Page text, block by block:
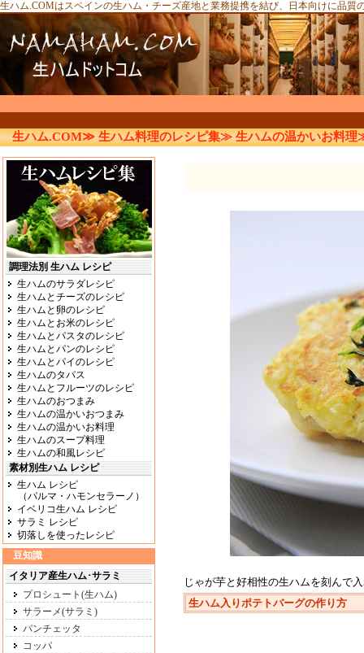
生ハム.COMはスペインの生ハム・チーズ産地と業務提携を結び、日本向けに品
生ハム.COM≫ 生ハム料理のレシピ集≫ 生ハムの温かいお料
調理法別 生ハム レシピ
生ハムのサラダレシピ
生ハムとチーズのレシピ
生ハムと卵のレシピ
生ハムとお米のレシピ
生ハムとパスタのレシピ
生ハムとパンのレシピ
生ハムとパイのレシピ
生ハムのタパス
生ハムとフルーツのレシピ
生ハムのおつまみ
生ハムの温かいおつまみ
生ハムの温かいお料理
生ハムのスープ料理
生ハムの和風レシピ
素材別生ハム レシピ
生ハム レシピ
（パルマ・ハモンセラーノ）
イベリコ生ハム レシピ
サラミ レシピ
切落しを使ったレシピ
豆知識
イタリア産生ハム･サラミ
プロシュート(生ハム)
サラーメ(サラミ)
パンチェッタ
コッパ
じゃが芋と好相性の生ハムを刻んで
生ハム入りポテトバーグの作り方